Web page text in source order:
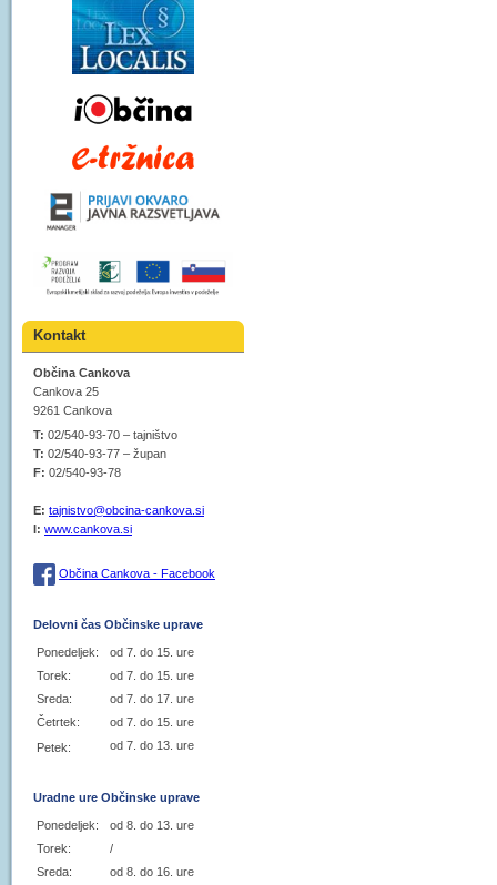
Kontakt
Občina Cankova
Cankova 25
9261 Cankova
T: 02/540-93-70 – tajništvo
T: 02/540-93-77 – župan
F: 02/540-93-78
E: tajnistvo@obcina-cankova.si
I: www.cankova.si
Občina Cankova - Facebook
Delovni čas Občinske uprave
Ponedeljek:
od 7. do 15. ure
Torek:
od 7. do 15. ure
Sreda:
od 7. do 17. ure
Četrtek:
od 7. do 15. ure
Petek:
od 7. do 13. ure
Uradne ure Občinske uprave
Ponedeljek:
od 8. do 13. ure
Torek:
/
Sreda:
od 8. do 16. ure